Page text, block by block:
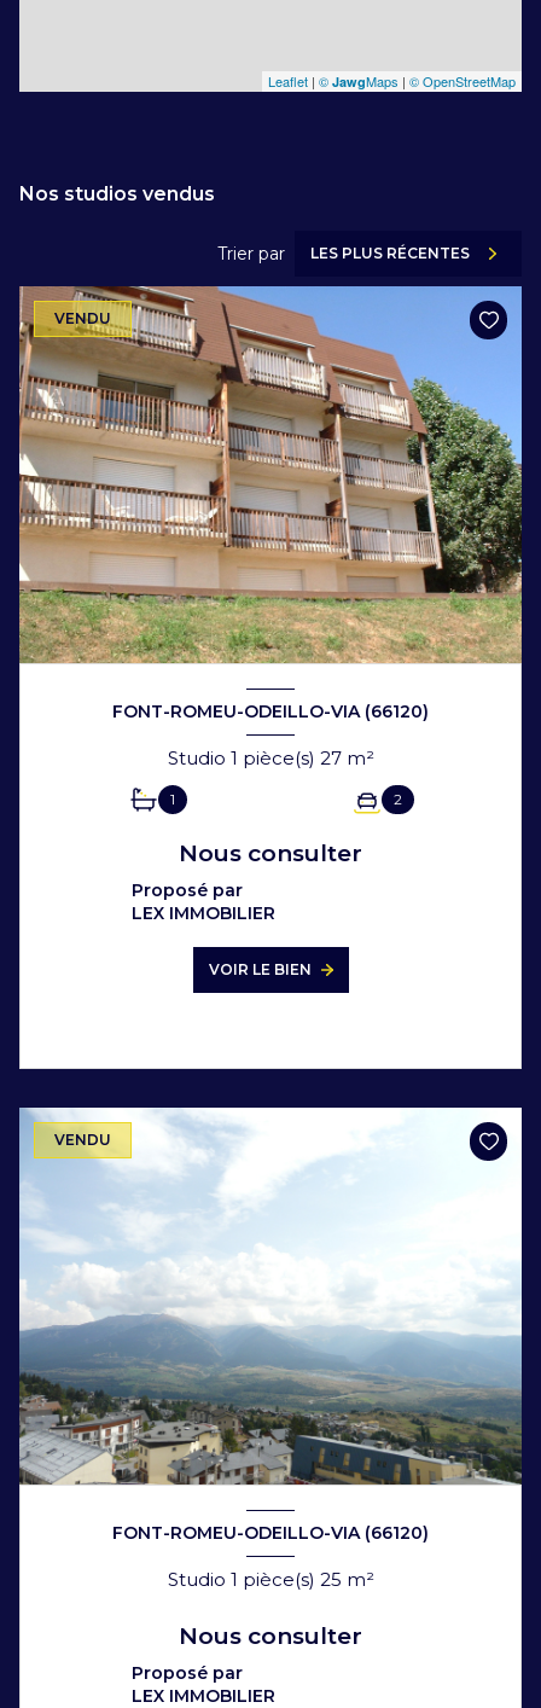
Leaflet | © JawgMaps | © OpenStreetMap
Nos studios vendus
Trier par LES PLUS RÉCENTES
VENDU
FONT-ROMEU-ODEILLO-VIA (66120)
Studio 1 pièce(s) 27 m²
1 2
Nous consulter
Proposé par
LEX IMMOBILIER
VOIR LE BIEN
VENDU
FONT-ROMEU-ODEILLO-VIA (66120)
Studio 1 pièce(s) 25 m²
Nous consulter
Proposé par
LEX IMMOBILIER